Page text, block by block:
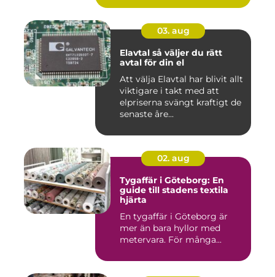
03. aug
Elavtal så väljer du rätt
avtal för din el
Att välja Elavtal har blivit allt
viktigare i takt med att
elpriserna svängt kraftigt de
senaste åre...
02. aug
Tygaffär i Göteborg: En
guide till stadens textila
hjärta
En tygaffär i Göteborg är
mer än bara hyllor med
metervara. För många...